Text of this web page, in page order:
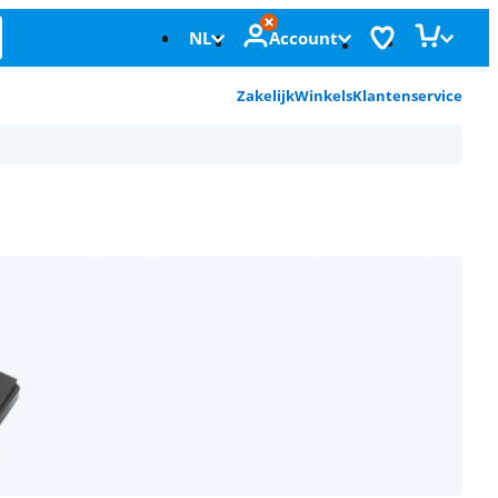
NL Account
ZakelijkWinkelsKlantenservice